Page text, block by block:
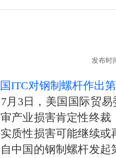
发布时
ITC对钢制螺杆作出
3日，美国国际贸易
产业损害肯定性终
质性损害可能继续
中国的钢制螺杆发